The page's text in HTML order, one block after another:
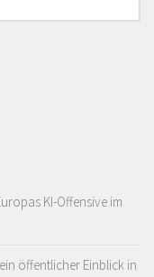
KI-Offensive im
öffentlicher Einblick in